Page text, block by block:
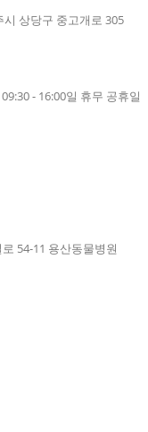
상당구 중고개로 305
- 16:00일 휴무 공휴일
54-11 용산동물병원